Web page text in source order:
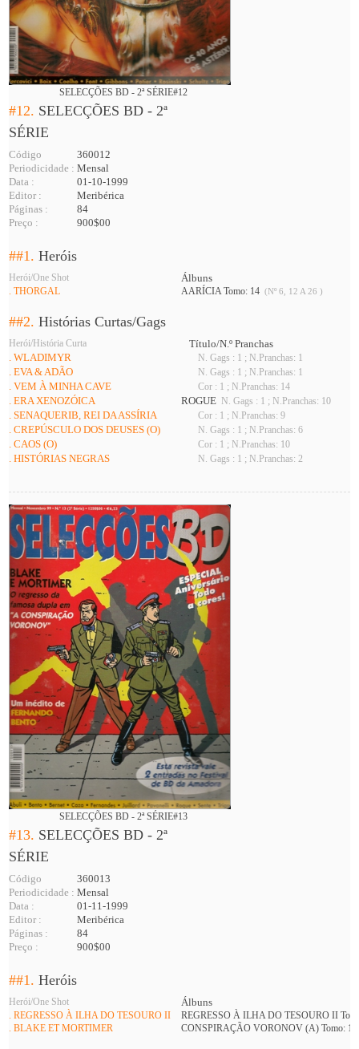
SELECÇÕES BD - 2ª SÉRIE#12
#12. SELECÇÕES BD - 2ª
SÉRIE
Código
360012
Periodicidade : Mensal
Data :
01-10-1999
Editor :
Meribérica
Páginas :
84
Preço :
900$00
##1.Heróis
Herói/One Shot Álbuns
. THORGAL AARÍCIA Tomo: 14 (Nº 6, 12 A 26 )
##2.Histórias Curtas/Gags
Herói/História Curta
Título/N.º Pranchas
. WLADIMYR
N. Gags : 1 ; N.Pranchas: 1
. EVA & ADÃO N. Gags : 1 ; N.Pranchas: 1
. VEM À MINHA CAVE Cor : 1 ; N.Pranchas: 14
. ERA XENOZÓICA ROGUE N. Gags : 1 ; N.Pranchas: 10
. SENAQUERIB, REI DA ASSÍRIA Cor : 1 ; N.Pranchas: 9
. CREPÚSCULO DOS DEUSES (O) N. Gags : 1 ; N.Pranchas: 6
. CAOS (O) Cor : 1 ; N.Pranchas: 10
. HISTÓRIAS NEGRAS N. Gags : 1 ; N.Pranchas: 2
SELECÇÕES BD - 2ª SÉRIE#13
#13. SELECÇÕES BD - 2ª
SÉRIE
Código
360013
Periodicidade : Mensal
Data :
01-11-1999
Editor :
Meribérica
Páginas :
84
Preço :
900$00
##1.Heróis
Herói/One Shot Álbuns
. REGRESSO À ILHA DO TESOURO II
REGRESSO À ILHA DO TESOURO II
. BLAKE ET MORTIMER
CONSPIRAÇÃO VORONOV (A) Tomo: